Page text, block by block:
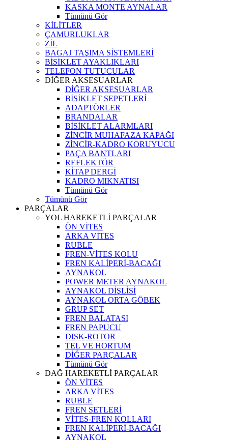
KASKA MONTE AYNALAR
Tümünü Gör
KİLİTLER
ÇAMURLUKLAR
ZİL
BAGAJ TAŞIMA SİSTEMLERİ
BİSİKLET AYAKLIKLARI
TELEFON TUTUCULAR
DİĞER AKSESUARLAR
DİĞER AKSESUARLAR
BİSİKLET SEPETLERİ
ADAPTÖRLER
BRANDALAR
BİSİKLET ALARMLARI
ZİNCİR MUHAFAZA KAPAĞI
ZİNCİR-KADRO KORUYUCU
PAÇA BANTLARI
REFLEKTÖR
KİTAP DERGİ
KADRO MIKNATISI
Tümünü Gör
Tümünü Gör
PARÇALAR
YOL HAREKETLİ PARÇALAR
ÖN VİTES
ARKA VİTES
RUBLE
FREN-VİTES KOLU
FREN KALİPERİ-BACAĞI
AYNAKOL
POWER METER AYNAKOL
AYNAKOL DİŞLİSİ
AYNAKOL ORTA GÖBEK
GRUP SET
FREN BALATASI
FREN PAPUCU
DISK-ROTOR
TEL VE HORTUM
DİĞER PARÇALAR
Tümünü Gör
DAĞ HAREKETLİ PARÇALAR
ÖN VİTES
ARKA VİTES
RUBLE
FREN SETLERİ
VİTES-FREN KOLLARI
FREN KALİPERİ-BACAĞI
AYNAKOL